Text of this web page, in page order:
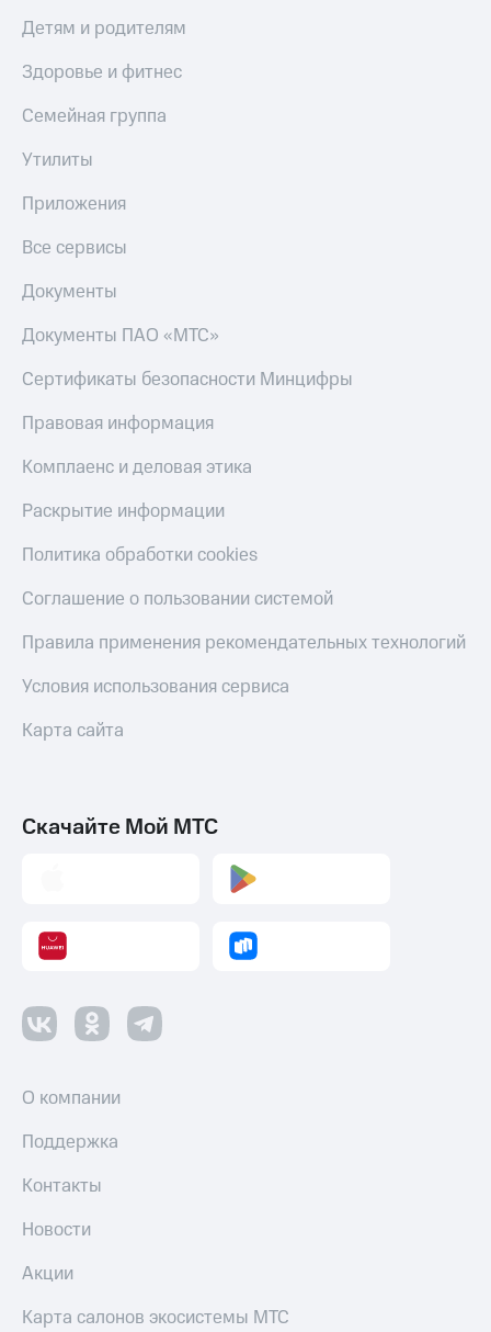
Детям и родителям
Здоровье и фитнес
Семейная группа
Утилиты
Приложения
Все сервисы
Документы
Документы ПАО «МТС»
Сертификаты безопасности Минцифры
Правовая информация
Комплаенс и деловая этика
Раскрытие информации
Политика обработки cookies
Соглашение о пользовании системой
Правила применения рекомендательных технологий
Условия использования сервиса
Карта сайта
Скачайте Мой МТС
О компании
Поддержка
Контакты
Новости
Акции
Карта салонов экосистемы МТС